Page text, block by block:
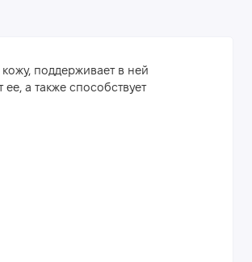
поддерживает в ней
а также способствует